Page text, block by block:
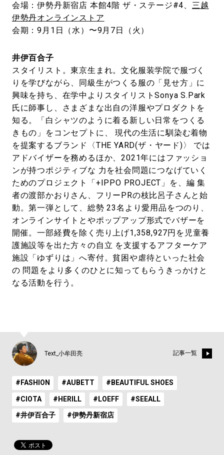
会場：伊勢丹新宿店 本館4階 ザ・ステージ#4、三越
伊勢丹オンラインストア
会期：9月1日（水）〜9月7日（火）
井伊百合子
スタイリスト。東京生まれ。文化服装学院で服づく
りを学びながら、同級生がつくる服の「見せ方」に
興味を持ち、在学中よりスタイリストSonya S.Park
氏に師事し、さまざまな出自の洋服やプロダクトを
知る。「白シャツのように着る新しい日常をつくる
きもの」をコンセプトに、 現代の生活に馴染む着物
を提案するブランド〈THE YARD(ザ・ヤード)〉 では
アドバイザーを務めるほか、2021年にはファッショ
ンが持つポジティブな 力を社会問題につなげていく
ためのプロジェクト「+IPPO PROJECT」を、編 集
者の渡部かおりさん、フリーPRの枝比呂子さんと始
動。第一弾として、総勢 23名より愛用品をつのり、
オンラインサイトとやポップアップ形式でバザーを
開催。一部経費を除く売り上げ1,358,927円を児童養
護施設等を出た方々の自立 を支援するアフターケア
施設「ゆずりは」へ寄付。貧困や虐待といった社会
の 問題をより多くのひとに知ってもらうきっかけと
なる活動を行う。
Text_小牟田亮 記事一覧
#FASHION #AUBETT #BEAUTIFUL SHOES
#CIOTA #HERILL #LOEFF #SEEALL
#井伊百合子 #伊勢丹新宿店